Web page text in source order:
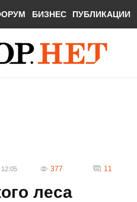
БИЗНЕС ПУБЛИКАЦИИ
12:05 377 11
леса